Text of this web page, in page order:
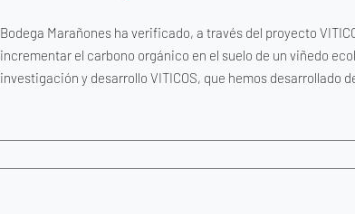
Bodega Marañones ha verificado, a través del proyecto
incrementar el carbono orgánico en el suelo de un viñedo
investigación y desarrollo VITICOS, que hemos desarrollado